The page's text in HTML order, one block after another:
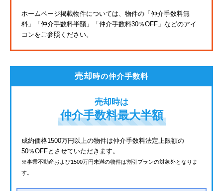
東武東上線
JR鶴見線
京成金町線
ホームページ掲載物件については、物件の「仲介手数料無
料」
「仲介手数料半額」「仲介手数料30％OFF」などのアイ
コンをご参照ください。
売却時の仲介手数料
売却時は
仲介手数料最大半額
成約価格1500万円以上の物件は仲介手数料法定上限額の
50％OFFとさせていただきます。
※事業不動産および1500万円未満の物件は割引プランの対象外となりま
す。